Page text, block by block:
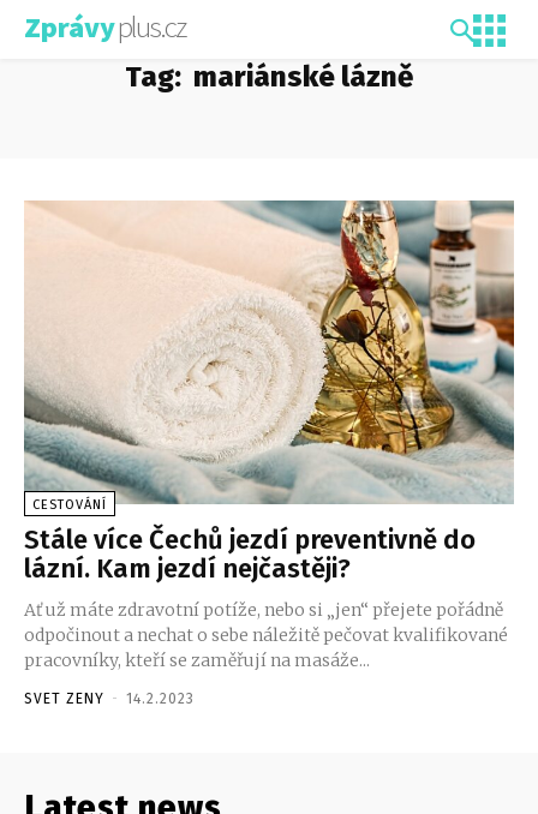
Zprávyplus.cz
Tag: mariánské lázně
CESTOVÁNÍ
Stále více Čechů jezdí preventivně do
lázní. Kam jezdí nejčastěji?
Ať už máte zdravotní potíže, nebo si „jen“ přejete pořádně
odpočinout a nechat o sebe náležitě pečovat kvalifikované
pracovníky, kteří se zaměřují na masáže...
SVET ZENY - 14.2.2023